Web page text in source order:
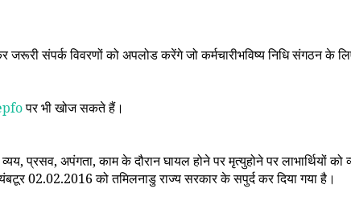
जरूरी संपर्क विवरणों को अपलोड करेंगे जो कर्मचारीभविष्य निधि संगठन के
पर भी खोज सकते हैं।
,प्रसव, अपंगता,काम के दौरान घायल होने पर मृत्युहोने पर
02.02.2016को तमिलनाडु राज्य सरकार के सपुर्द कर दिया गया है।